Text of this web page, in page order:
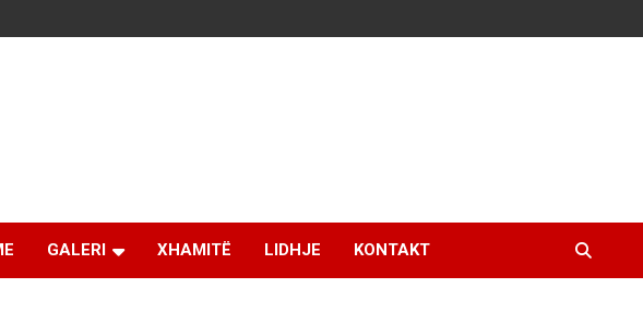
GALERI XHAMITË LIDHJE KONTAKT